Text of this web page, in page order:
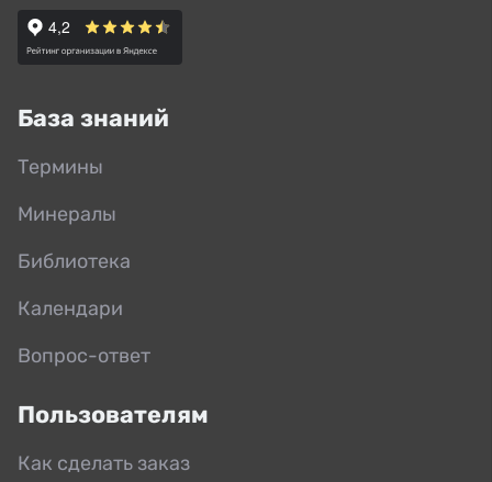
База знаний
Термины
Минералы
Библиотека
Календари
Вопрос-ответ
Пользователям
Как сделать заказ